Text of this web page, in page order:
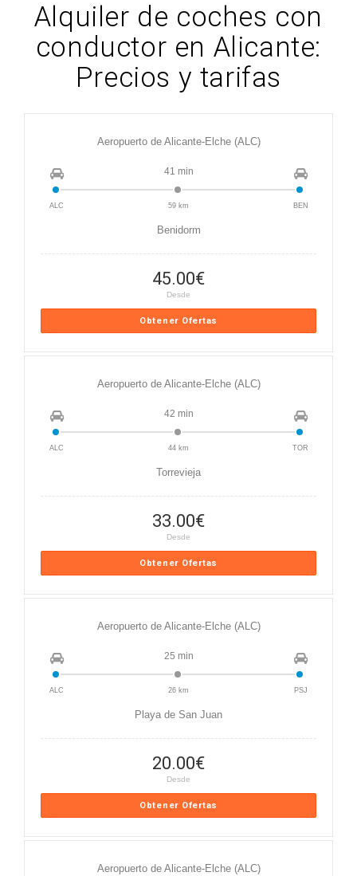
Alquiler de coches con
conductor en Alicante:
Precios y tarifas
Aeropuerto de Alicante-Elche (ALC)
41 min
ALC 59 km BEN
Benidorm
45.00€
Desde
Obtener Ofertas
Aeropuerto de Alicante-Elche (ALC)
42 min
ALC 44 km TOR
Torrevieja
33.00€
Desde
Obtener Ofertas
Aeropuerto de Alicante-Elche (ALC)
25 min
ALC 26 km PSJ
Playa de San Juan
20.00€
Desde
Obtener Ofertas
Aeropuerto de Alicante-Elche (ALC)